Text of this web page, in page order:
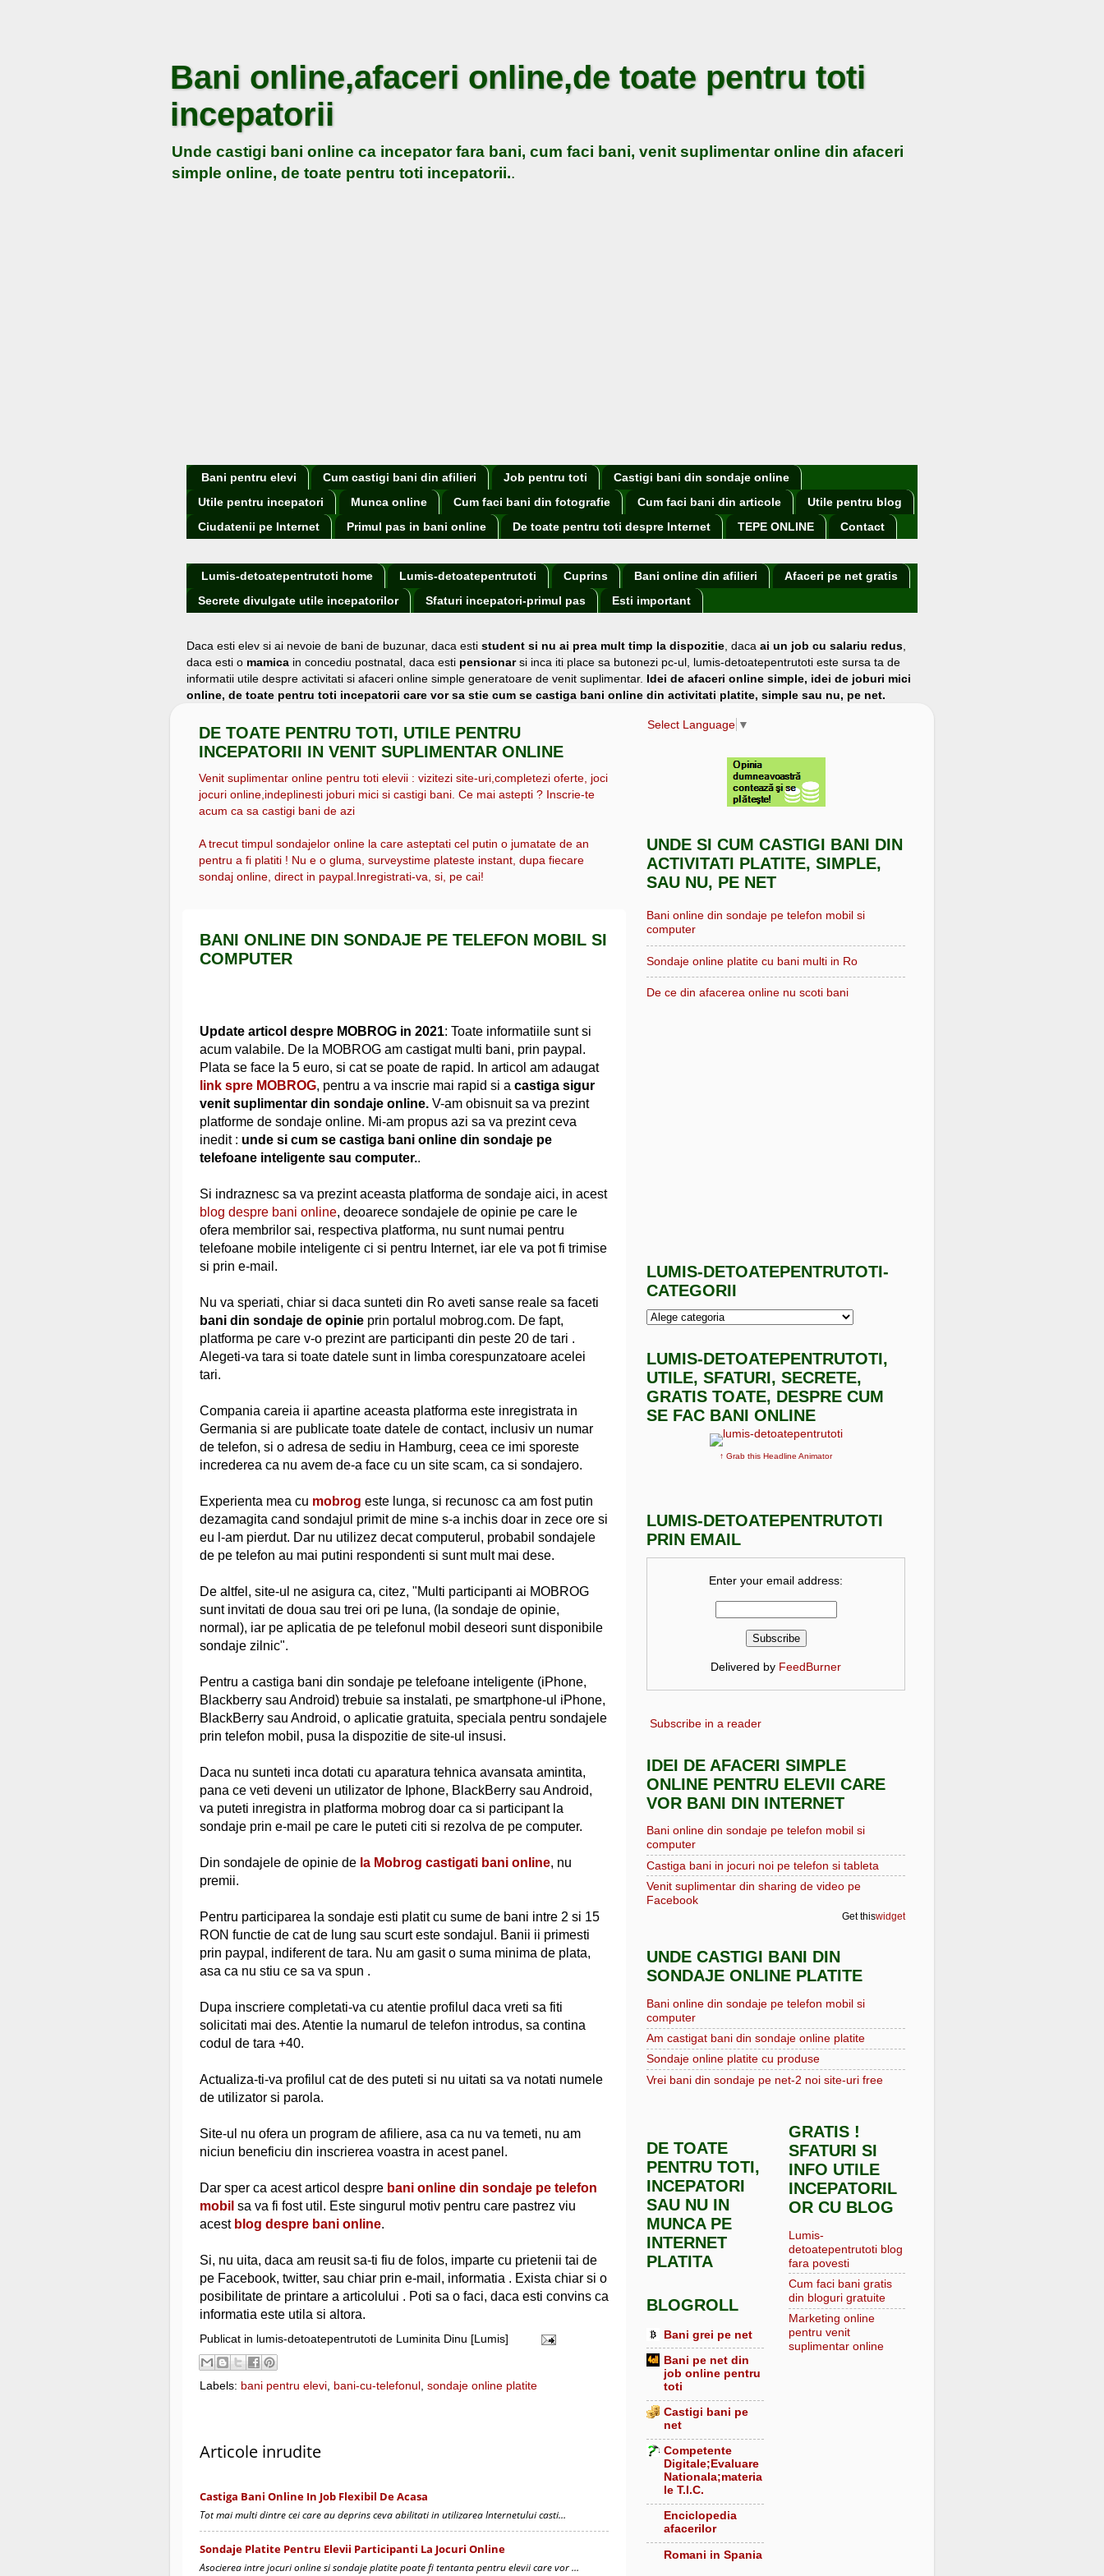
Bani online,afaceri online,de toate pentru toti
incepatorii
Unde castigi bani online ca incepator fara bani, cum faci bani, venit suplimentar online din afaceri
simple online, de toate pentru toti incepatorii..
Bani pentru elevi Cum castigi bani din afilieri Job pentru toti
Castigi bani din sondaje online
Utile pentru incepatori
Munca online Cum faci bani din fotografie Cum faci bani din articole
Utile pentru blog
Ciudatenii pe Internet
Primul pas in bani online De toate pentru toti despre Internet TEPE ONLINE Contact
Lumis-detoatepentrutoti home Lumis-detoatepentrutoti Cuprins Bani online din afilieri
Afaceri pe net gratis
Secrete divulgate utile incepatorilor
Sfaturi incepatori-primul pas Esti important
Daca esti elev si ai nevoie de bani de buzunar, daca esti student si nu ai prea mult timp la dispozitie , daca ai un job cu salariu redus
daca esti o mamica in concediu postnatal, daca esti pensionarsi inca iti place sa butonezi pc-ul, lumis-detoatepentrutoti este sursa ta de
informatii utile despre activitati si afaceri online simple generatoare de venit suplimentar. Idei de afaceri online simple, idei de joburi mici
online, de toate pentru toti incepatorii care vor sa stie cum se castiga bani online din activitati platite, simple sau nu, pe net.
DE TOATE PENTRU TOTI, UTILE PENTRU
INCEPATORII IN VENIT SUPLIMENTAR ONLINE
Venit suplimentar online pentru toti elevii : vizitezi site-uri,completezi oferte, joci
jocuri online,indeplinesti joburi mici si castigi bani. Ce mai astepti ? Inscrie-te
acum ca sa castigi bani de azi
A trecut timpul sondajelor online la care asteptati cel putin o jumatate de an
pentru a fi platiti ! Nu e o gluma, surveystime plateste instant, dupa fiecare
sondaj online, direct in paypal.Inregistrati-va, si, pe cai!
BANI ONLINE DIN SONDAJE PE TELEFON MOBIL SI
COMPUTER
Update articol despre MOBROG in 2021: Toate informatiile sunt si
acum valabile. De la MOBROG am castigat multi bani, prin paypal.
Plata se face la 5 euro, si cat se poate de rapid. In articol am adaugat
link spre MOBROG, pentru a va inscrie mai rapid si a castiga sigur
venit suplimentar din sondaje online. V-am obisnuit sa va prezint
platforme de sondaje online. Mi-am propus azi sa va prezint ceva
inedit : unde si cum se castiga bani online din sondaje pe
telefoane inteligente sau computer..
Si indraznesc sa va prezint aceasta platforma de sondaje aici, in acest
blog despre bani online, deoarece sondajele de opinie pe care le
ofera membrilor sai, respectiva platforma, nu sunt numai pentru
telefoane mobile inteligente ci si pentru Internet, iar ele va pot fi trimise
si prin e-mail.
Nu va speriati, chiar si daca sunteti din Ro aveti sanse reale sa faceti
bani din sondaje de opinie prin portalul mobrog.com. De fapt,
platforma pe care v-o prezint are participanti din peste 20 de tari .
Alegeti-va tara si toate datele sunt in limba corespunzatoare acelei
tari.
Compania careia ii apartine aceasta platforma este inregistrata in
Germania si are publicate toate datele de contact, inclusiv un numar
de telefon, si o adresa de sediu in Hamburg, ceea ce imi sporeste
increderea ca nu avem de-a face cu un site scam, ca si sondajero.
Experienta mea cu mobrog este lunga, si recunosc ca am fost putin
dezamagita cand sondajul primit de mine s-a inchis doar in zece ore si
eu l-am pierdut. Dar nu utilizez decat computerul, probabil sondajele
de pe telefon au mai putini respondenti si sunt mult mai dese.
De altfel, site-ul ne asigura ca, citez, "Multi participanti ai MOBROG
sunt invitati de doua sau trei ori pe luna, (la sondaje de opinie,
normal), iar pe aplicatia de pe telefonul mobil deseori sunt disponibile
sondaje zilnic".
Pentru a castiga bani din sondaje pe telefoane inteligente (iPhone,
Blackberry sau Android) trebuie sa instalati, pe smartphone-ul iPhone,
BlackBerry sau Android, o aplicatie gratuita, speciala pentru sondajele
prin telefon mobil, pusa la dispozitie de site-ul insusi.
Daca nu sunteti inca dotati cu aparatura tehnica avansata amintita,
pana ce veti deveni un utilizator de Iphone, BlackBerry sau Android,
va puteti inregistra in platforma mobrog doar ca si participant la
sondaje prin e-mail pe care le puteti citi si rezolva de pe computer.
Din sondajele de opinie de la Mobrog castigati bani online, nu
premii.
Pentru participarea la sondaje esti platit cu sume de bani intre 2 si 15
RON functie de cat de lung sau scurt este sondajul. Banii ii primesti
prin paypal, indiferent de tara. Nu am gasit o suma minima de plata,
asa ca nu stiu ce sa va spun .
Dupa inscriere completati-va cu atentie profilul daca vreti sa fiti
solicitati mai des. Atentie la numarul de telefon introdus, sa contina
codul de tara +40.
Actualiza-ti-va profilul cat de des puteti si nu uitati sa va notati numele
de utilizator si parola.
Site-ul nu ofera un program de afiliere, asa ca nu va temeti, nu am
niciun beneficiu din inscrierea voastra in acest panel.
Dar sper ca acest articol despre bani online din sondaje pe telefon
mobil sa va fi fost util. Este singurul motiv pentru care pastrez viu
acest blog despre bani online.
Si, nu uita, daca am reusit sa-ti fiu de folos, imparte cu prietenii tai de
pe Facebook, twitter, sau chiar prin e-mail, informatia . Exista chiar si o
posibilitate de printare a articolului . Poti sa o faci, daca esti convins ca
informatia este utila si altora.
Publicat in lumis-detoatepentrutoti de Luminita Dinu [Lumis]
Labels: bani pentru elevi bani-cu-telefonul sondaje online platite
Articole inrudite
Castiga Bani Online In Job Flexibil De Acasa
Tot mai multi dintre cei care au deprins ceva abilitati in utilizarea Internetului casti…
Sondaje Platite Pentru Elevii Participanti La Jocuri Online
Asocierea intre jocuri online si sondaje platite poate fi tentanta pentru elevii care vor …
Select Language ▼
UNDE SI CUM CASTIGI BANI DIN
ACTIVITATI PLATITE, SIMPLE,
SAU NU, PE NET
Bani online din sondaje pe telefon mobil si
computer
Sondaje online platite cu bani multi in Ro
De ce din afacerea online nu scoti bani
LUMIS-DETOATEPENTRUTOTI-
CATEGORII
LUMIS-DETOATEPENTRUTOTI,
UTILE, SFATURI, SECRETE,
GRATIS TOATE, DESPRE CUM
SE FAC BANI ONLINE
↑ Grab this Headline Animator
LUMIS-DETOATEPENTRUTOTI
PRIN EMAIL
Enter your email address:
Delivered by FeedBurner
Subscribe in a reader
IDEI DE AFACERI SIMPLE
ONLINE PENTRU ELEVII CARE
VOR BANI DIN INTERNET
Bani online din sondaje pe telefon mobil si
computer
Castiga bani in jocuri noi pe telefon si tableta
Venit suplimentar din sharing de video pe
Facebook
Get thiswidget
UNDE CASTIGI BANI DIN
SONDAJE ONLINE PLATITE
Bani online din sondaje pe telefon mobil si
computer
Am castigat bani din sondaje online platite
Sondaje online platite cu produse
Vrei bani din sondaje pe net-2 noi site-uri free
DE TOATE
PENTRU TOTI,
INCEPATORI
SAU NU IN
MUNCA PE
INTERNET
PLATITA
BLOGROLL
Bani grei pe net
Bani pe net din
job online pentru
toti
Castigi bani pe
net
Competente
Digitale;Evaluare
Nationala;materia
le T.I.C.
Enciclopedia
afacerilor
Romani in Spania
GRATIS !
SFATURI SI
INFO UTILE
INCEPATORIL
OR CU BLOG
Lumis-
detoatepentrutoti blog
fara povesti
Cum faci bani gratis
din bloguri gratuite
Marketing online
pentru venit
suplimentar online